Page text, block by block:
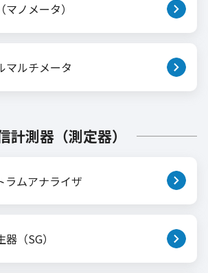
ノメータ）
マルチメータ
計測器（測定器）
ラムアナライザ
（SG）